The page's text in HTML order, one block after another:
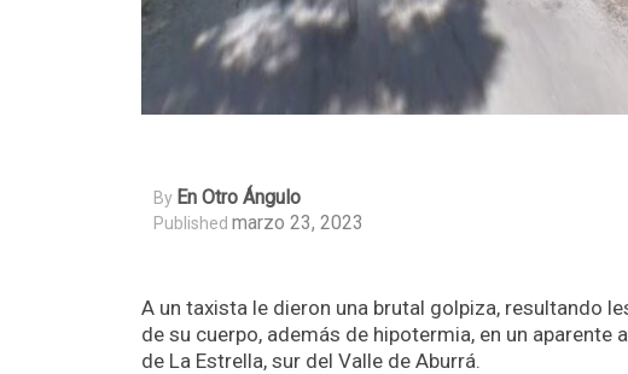
By En Otro Ángulo
Published marzo 23, 2023
A un taxista le dieron una brutal golpiza, resultando
de su cuerpo, además de hipotermia, en un
de La Estrella, sur del Valle de Aburrá.